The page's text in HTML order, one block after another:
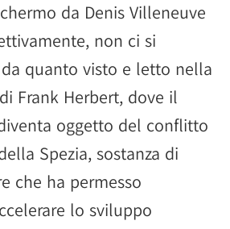
da Denis Villeneuve
non ci si
quanto visto e letto nella
Frank Herbert, dove il
oggetto del conflitto
Spezia, sostanza di
che ha permesso
lo sviluppo